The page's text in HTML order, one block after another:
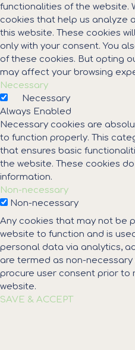
functionalities of the website.
cookies that help us analyze
this website. These cookies
only with your consent. You
of these cookies. But opting
may affect your browsing
Necessary
Necessary
Always Enabled
Necessary cookies are
to function properly. This
that ensures basic
the website. These cookies
information.
Non-necessary
Non-necessary
Any cookies that may not be
website to function and is
personal data via analytics,
are termed as non-
procure user consent prior to
website.
SAVE & ACCEPT